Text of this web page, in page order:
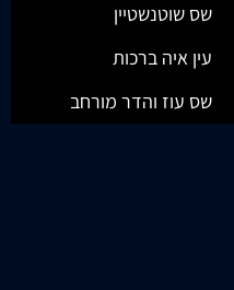
שס שוטנשטיין
עין איה ברכות
שס עוז והדר מורחב